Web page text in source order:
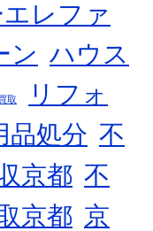
レファ
ン ハウス
取
リフォ
品処分 不
京都 不
京都 京